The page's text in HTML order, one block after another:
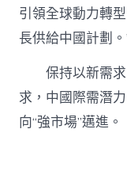
引領全球動力轉
長供給中國計劃
保持以新需
求，中國際需潛
向“強市場”邁進。